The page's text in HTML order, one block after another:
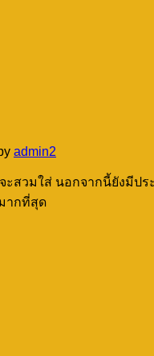
admin2
สวมใส่ นอกจากนี้ยังมีป
ากที่สุด